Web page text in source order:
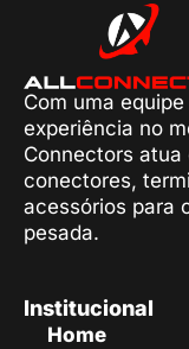
Com uma
experiência no
Connectors
conectores,
acessórios para
pesada.
Institucional
Home